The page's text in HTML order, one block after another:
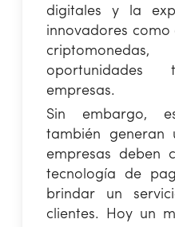
digitales y la
innovadores como
empresas.
Sin embargo,
también
empresas deben
tecnología de
brindar un
clientes. Hoy un